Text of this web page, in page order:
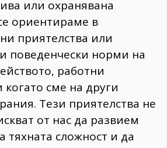
или охранявана
ориентираме в
приятелства или
поведенчески норми на
работни
сме на други
Тези приятелства не
от нас да развием
тяхната сложност и да